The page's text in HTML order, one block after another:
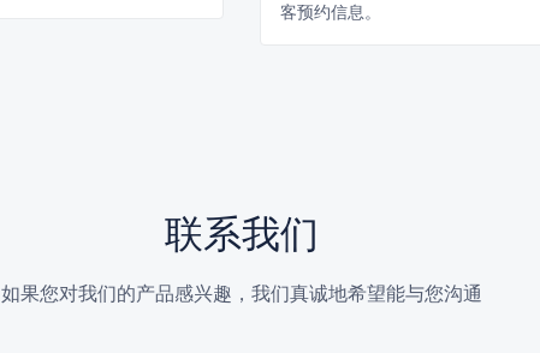
客预约信息。
联系我们
如果您对我们的产品感兴趣，我们真诚地希望能与您沟通